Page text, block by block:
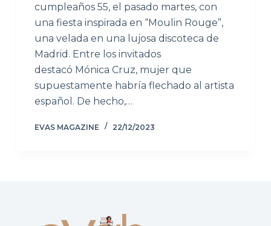
cumpleaños 55, el pasado martes, con
una fiesta inspirada en “Moulin Rouge”,
una velada en una lujosa discoteca de
Madrid. Entre los invitados
destacó Mónica Cruz, mujer que
supuestamente habría flechado al artista
español. De hecho,…
EVAS MAGAZINE 22/12/2023